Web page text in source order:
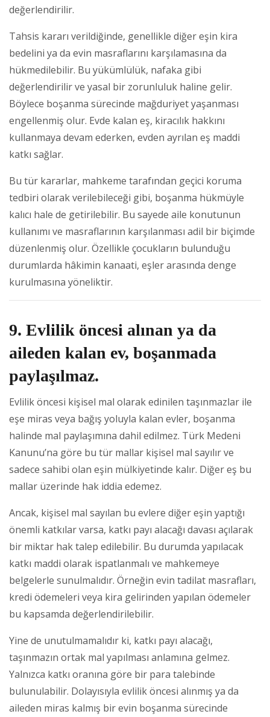
değerlendirilir.
Tahsis kararı verildiğinde, genellikle diğer eşin kira
bedelini ya da evin masraflarını karşılamasına da
hükmedilebilir. Bu yükümlülük, nafaka gibi
değerlendirilir ve yasal bir zorunluluk haline gelir.
Böylece boşanma sürecinde mağduriyet yaşanması
engellenmiş olur. Evde kalan eş, kiracılık hakkını
kullanmaya devam ederken, evden ayrılan eş maddi
katkı sağlar.
Bu tür kararlar, mahkeme tarafından geçici koruma
tedbiri olarak verilebileceği gibi, boşanma hükmüyle
kalıcı hale de getirilebilir. Bu sayede aile konutunun
kullanımı ve masraflarının karşılanması adil bir biçimde
düzenlenmiş olur. Özellikle çocukların bulunduğu
durumlarda hâkimin kanaati, eşler arasında denge
kurulmasına yöneliktir.
9. Evlilik öncesi alınan ya da
aileden kalan ev, boşanmada
paylaşılmaz.
Evlilik öncesi kişisel mal olarak edinilen taşınmazlar ile
eşe miras veya bağış yoluyla kalan evler, boşanma
halinde mal paylaşımına dahil edilmez. Türk Medeni
Kanunu’na göre bu tür mallar kişisel mal sayılır ve
sadece sahibi olan eşin mülkiyetinde kalır. Diğer eş bu
mallar üzerinde hak iddia edemez.
Ancak, kişisel mal sayılan bu evlere diğer eşin yaptığı
önemli katkılar varsa, katkı payı alacağı davası açılarak
bir miktar hak talep edilebilir. Bu durumda yapılacak
katkı maddi olarak ispatlanmalı ve mahkemeye
belgelerle sunulmalıdır. Örneğin evin tadilat masrafları,
kredi ödemeleri veya kira gelirinden yapılan ödemeler
bu kapsamda değerlendirilebilir.
Yine de unutulmamalıdır ki, katkı payı alacağı,
taşınmazın ortak mal yapılması anlamına gelmez.
Yalnızca katkı oranına göre bir para talebinde
bulunulabilir. Dolayısıyla evlilik öncesi alınmış ya da
aileden miras kalmış bir evin boşanma sürecinde